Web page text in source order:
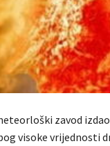
zavod
visoke vrijednosti